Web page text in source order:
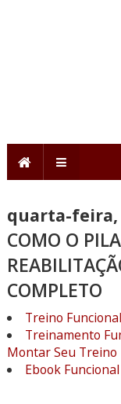
quarta-feira,
COMO O
COMPLETO
Treino
Treinamento
Montar Seu Treino
Ebook